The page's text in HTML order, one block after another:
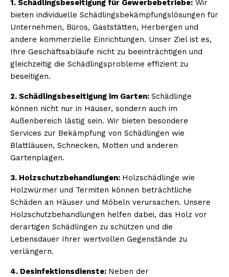
1. Schädlingsbeseitigung für Gewerbebetriebe: Wir
bieten individuelle Schädlingsbekämpfungslösungen für
Unternehmen, Büros, Gaststätten, Herbergen und
andere kommerzielle Einrichtungen. Unser Ziel ist es,
Ihre Geschäftsabläufe nicht zu beeinträchtigen und
gleichzeitig die Schädlingsprobleme effizient zu
beseitigen.
2. Schädlingsbeseitigung im Garten: Schädlinge
können nicht nur in Häuser, sondern auch im
Außenbereich lästig sein. Wir bieten besondere
Services zur Bekämpfung von Schädlingen wie
Blattläusen, Schnecken, Motten und anderen
Gartenplagen.
3. Holzschutzbehandlungen: Holzschädlinge wie
Holzwürmer und Termiten können beträchtliche
Schäden an Häuser und Möbeln verursachen. Unsere
Holzschutzbehandlungen helfen dabei, das Holz vor
derartigen Schädlingen zu schützen und die
Lebensdauer Ihrer wertvollen Gegenstände zu
verlängern.
4. Desinfektionsdienste: Neben der